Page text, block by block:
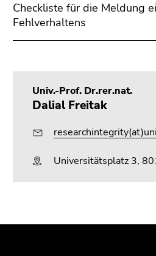
Checkliste für die Meldung
Fehlverhaltens
Univ.-Prof. Dr.rer.nat.
Dalial Freitak
Universitätsplatz 3,